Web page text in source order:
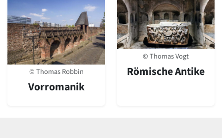
© Thomas Robbin
Vorromanik
© Thomas Vogt
Römische Antike